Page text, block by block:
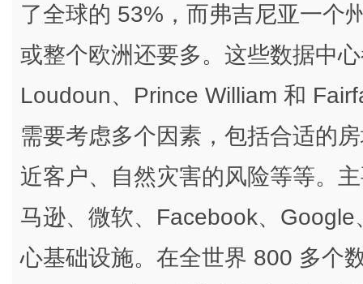
了全球的 53%，而弗吉尼亚一个
或整个欧洲还要多。这些数据中
Loudoun、Prince William 和
需要考虑多个因素，包括合适的
近客户、自然灾害的风险等等。
马逊、微软、Facebook、
心基础设施。在全世界 800 多个